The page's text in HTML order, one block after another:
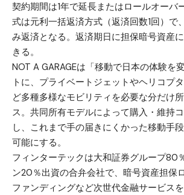
契約期間は1年で延長またはロールオーバ
式は元利一括返済方式（返済回数1回）で
み返済となる。返済期日に担保暗号資産
きる。
NOT A GARAGEは「移動で日本の体験を
トに、プライベートジェットやヘリコプ
ど多種多様なモビリティを必要な分だけ
ス。共同所有モデルによって購入・維持
し、これまで手の届きにくかった移動手
可能にする。
フィンターテックは大和証券グループ80
ン20％出資の合弁会社で、暗号資産担保
ファンディングなど次世代金融サービスを